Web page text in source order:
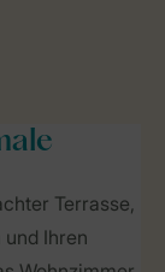
Terrasse,
Ihren